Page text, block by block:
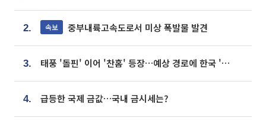
2. 속보 중부내륙고속도로서 미상 폭발물 발견
3. 태풍 '돌핀' 이어 '찬홈' 등장…예상 경로에 한국 '한숨'
4. 급등한 국제 금값…국내 금시세는?